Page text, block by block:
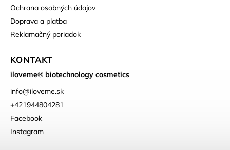
Ochrana osobných údajov
Doprava a platba
Reklamačný poriadok
KONTAKT
iloveme® biotechnology cosmetics
info@iloveme.sk
+421944804281
Facebook
Instagram